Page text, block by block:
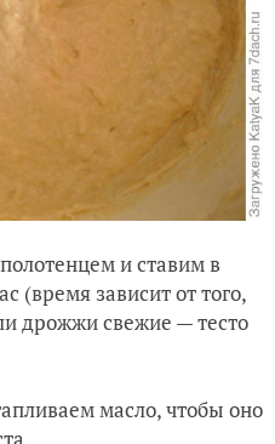
и ставим в
(время зависит от того,
дрожжи свежие — тесто
масло, чтобы оно